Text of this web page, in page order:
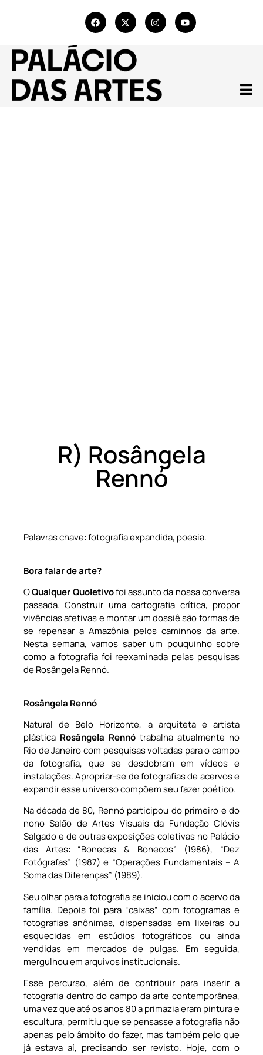
R) Rosângela
Rennó
Palavras chave: fotografia expandida, poesia.
Bora falar de arte?
OQualquer Quoletivofoi assunto da nossa conversa
passada. Construir uma cartografia crítica, propor
vivências afetivas e montar um dossiê são formas de
se repensar a Amazônia pelos caminhos da arte.
Nesta semana, vamos saber um pouquinho sobre
como a fotografia foi reexaminada pelas pesquisas
de Rosângela Rennó.
Rosângela Rennó
Natural de Belo Horizonte, a arquiteta e artista
plástica Rosângela Rennó trabalha atualmente no
Rio de Janeiro com pesquisas voltadas para o campo
da fotografia, que se desdobram em vídeos e
instalações. Apropriar-se de fotografias de acervos e
expandir esse universo compõem seu fazer poético.
Na década de 80, Rennó participou do primeiro e do
nono Salão de Artes Visuais da Fundação Clóvis
Salgado e de outras exposições coletivas no Palácio
das Artes: “Bonecas & Bonecos” (1986), “Dez
Fotógrafas” (1987) e “Operações Fundamentais – A
Soma das Diferenças” (1989).
Seu olhar para a fotografia se iniciou com o acervo da
família. Depois foi para “caixas” com fotogramas e
fotografias anônimas, dispensadas em lixeiras ou
esquecidas em estúdios fotográficos ou ainda
vendidas em mercados de pulgas. Em seguida,
mergulhou em arquivos institucionais.
Esse percurso, além de contribuir para inserir a
fotografia dentro do campo da arte contemporânea,
uma vez que até os anos 80 a primazia eram pintura e
escultura, permitiu que se pensasse a fotografia não
apenas pelo âmbito do fazer, mas também pelo que
já estava aí, precisando ser revisto. Hoje, com o